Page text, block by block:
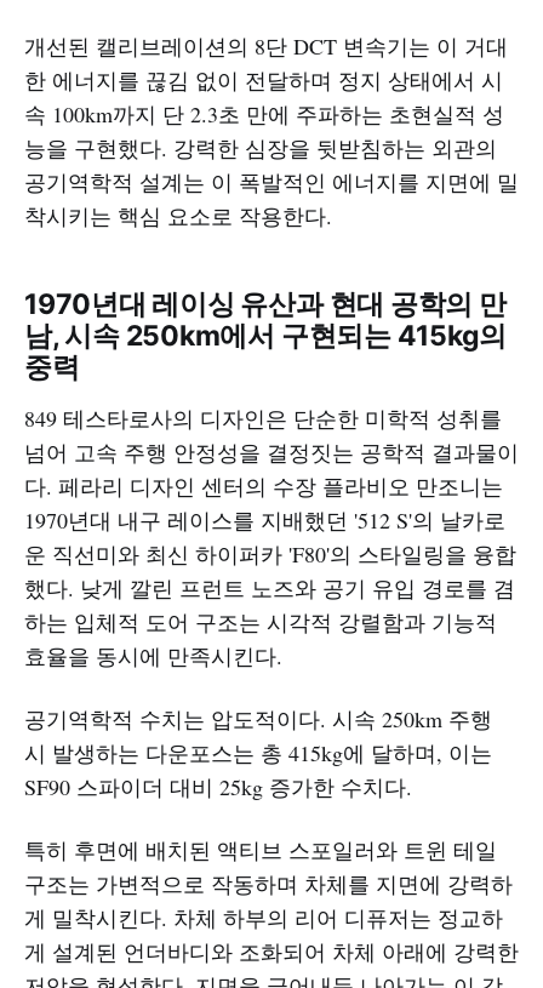
개선된 캘리브레이션의 8단 DCT 변속기는 이 거대
한 에너지를 끊김 없이 전달하며 정지 상태에서 시
속 100km까지 단 2.3초 만에 주파하는 초현실적 성
능을 구현했다. 강력한 심장을 뒷받침하는 외관의
공기역학적 설계는 이 폭발적인 에너지를 지면에 밀
착시키는 핵심 요소로 작용한다.
1970년대 레이싱 유산과 현대 공학의 만
남, 시속 250km에서 구현되는 415kg의
중력
849 테스타로사의 디자인은 단순한 미학적 성취를
넘어 고속 주행 안정성을 결정짓는 공학적 결과물이
다. 페라리 디자인 센터의 수장 플라비오 만조니는
1970년대 내구 레이스를 지배했던 '512 S'의 날카로
운 직선미와 최신 하이퍼카 'F80'의 스타일링을 융합
했다. 낮게 깔린 프런트 노즈와 공기 유입 경로를 겸
하는 입체적 도어 구조는 시각적 강렬함과 기능적
효율을 동시에 만족시킨다.
공기역학적 수치는 압도적이다. 시속 250km 주행
시 발생하는 다운포스는 총 415kg에 달하며, 이는
SF90 스파이더 대비 25kg 증가한 수치다.
특히 후면에 배치된 액티브 스포일러와 트윈 테일
구조는 가변적으로 작동하며 차체를 지면에 강력하
게 밀착시킨다. 차체 하부의 리어 디퓨저는 정교하
게 설계된 언더바디와 조화되어 차체 아래에 강력한